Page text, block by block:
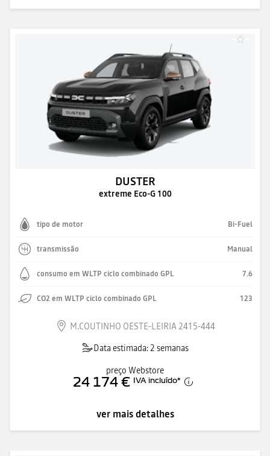
DUSTER
extreme Eco-G 100
tipo de motor Bi-Fuel
transmissão Manual
consumo em WLTP ciclo combinado GPL 7.6
CO2 em WLTP ciclo combinado GPL 123
M.COUTINHO OESTE-LEIRIA 2415-444
Data estimada: 2 semanas
preço Webstore
24 174 € IVA incluído*
ver mais detalhes